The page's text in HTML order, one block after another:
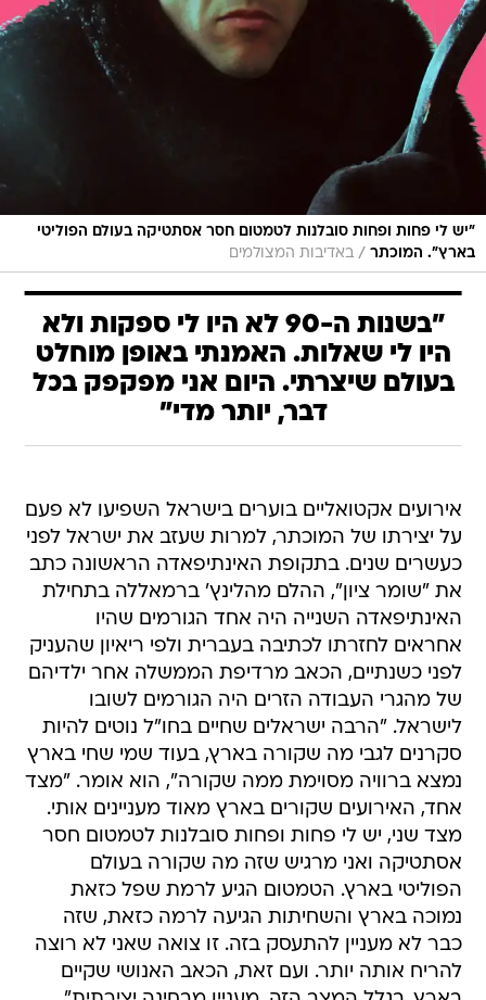
"יש לי פחות ופחות סובלנות לטמטום חסר אסתטיקה בעולם הפוליטי
בארץ". המוכתר / באדיבות המצולמים
"בשנות ה-90 לא היו לי ספקות ולא
היו לי שאלות. האמנתי באופן מוחלט
בעולם שיצרתי. היום אני מפקפק בכל
דבר, יותר מדי"
אירועים אקטואליים בוערים בישראל השפיעו לא פעם
על יצירתו של המוכתר, למרות שעזב את ישראל לפני
כעשרים שנים. בתקופת האינתיפאדה הראשונה כתב
את "שומר ציון", ההלם מהלינץ' ברמאללה בתחילת
האינתיפאדה השנייה היה אחד הגורמים שהיו
אחראים לחזרתו לכתיבה בעברית ולפי ריאיון שהעניק
לפני כשנתיים, הכאב מרדיפת הממשלה אחר ילדיהם
של מהגרי העבודה הזרים היה הגורמים לשובו
לישראל. "הרבה ישראלים שחיים בחו"ל נוטים להיות
סקרנים לגבי מה שקורה בארץ, בעוד שמי שחי בארץ
נמצא ברוויה מסוימת ממה שקורה", הוא אומר. "מצד
אחד, האירועים שקורים בארץ מאוד מעניינים אותי.
מצד שני, יש לי פחות ופחות סובלנות לטמטום חסר
אסתטיקה ואני מרגיש שזה מה שקורה בעולם
הפוליטי בארץ. הטמטום הגיע לרמת שפל כזאת
נמוכה בארץ והשחיתות הגיעה לרמה כזאת, שזה
כבר לא מעניין להתעסק בזה. זו צואה שאני לא רוצה
להריח אותה יותר. ועם זאת, הכאב האנושי שקיים